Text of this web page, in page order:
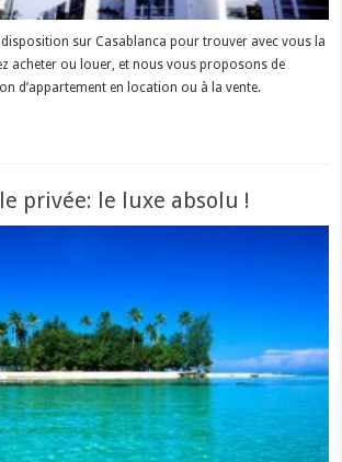
sur Casablanca pour trouver avec vous la
acheter ou louer, et nous vous proposons de
d’appartement en location ou à la vente.
privée: le luxe absolu !